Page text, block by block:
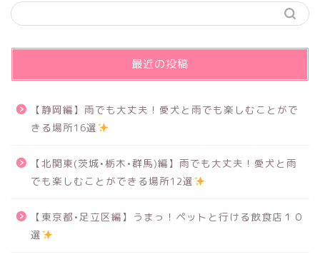
最近の投稿
【静岡編】雨でも大丈夫！愛犬と雨でも楽しむことがで
きる場所16選
【北関東(茨城•栃木•群馬)編】雨でも大丈夫！愛犬と雨
でも楽しむことができる場所12選
【東京都•足立区編】うまっ！ペットと行ける飲食店１０
選